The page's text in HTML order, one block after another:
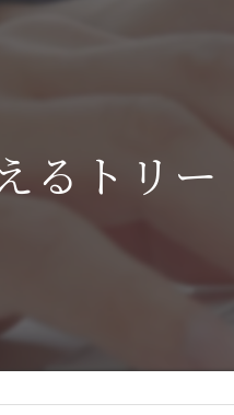
るトリ